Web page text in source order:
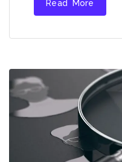
Read More